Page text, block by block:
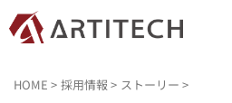
HOME > 採用情報 > ストーリー >